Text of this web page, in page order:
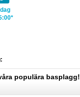
populära basplagg!